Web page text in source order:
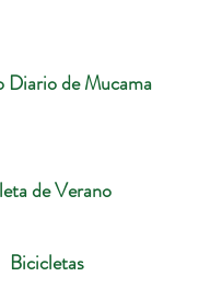
Diario de Mucama
de Verano
Bicicletas